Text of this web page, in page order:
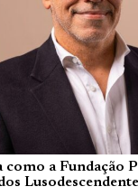
como a Fundação